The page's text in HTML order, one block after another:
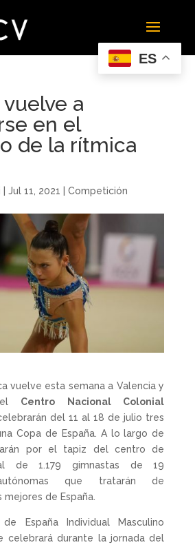
a
en el
de la rítmica
Jul 11, 2021 Competición
vuelve esta semana a Valencia y
el Centro Nacional Colonial
del 11 al 18 de julio tres
Copa de España. A lo largo de
por el tapiz del centro de
de 1.179 gimnastas de 19
que tratarán de
de España.
España Individual Masculino
celebrará durante la jornada del
ES